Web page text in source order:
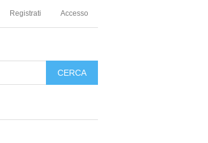
Registrati Accesso